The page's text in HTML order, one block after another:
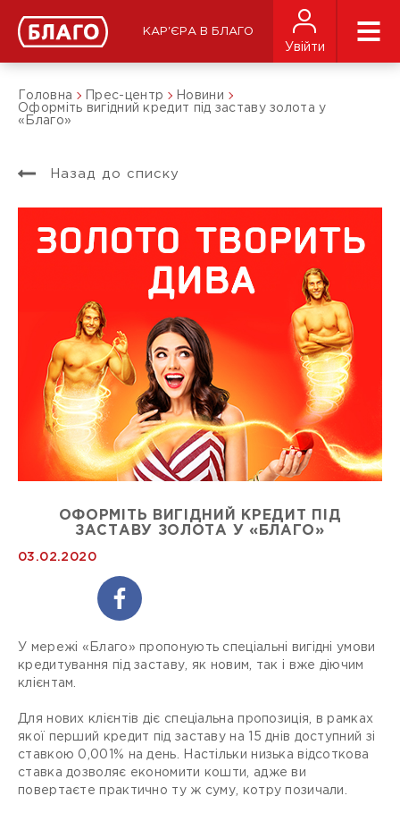
КАР'ЄРА В БЛАГО
Увійти
Головна Прес-центр
Новини
Оформіть вигідний кредит під заставу золота у
«Благо»
Назад до списку
ОФОРМІТЬ ВИГІДНИЙ КРЕДИТ ПІД
ЗАСТАВУ ЗОЛОТА У «БЛАГО»
03.02.2020
У мережі «Благо» пропонують спеціальні вигідні умови
кредитування під заставу, як новим, так і вже діючим
клієнтам.
Для нових клієнтів діє спеціальна пропозиція, в рамках
якої перший кредит під заставу на 15 днів доступний зі
ставкою 0,001% на день. Настільки низька відсоткова
ставка дозволяє економити кошти, адже ви
повертаєте практично ту ж суму, котру позичали.